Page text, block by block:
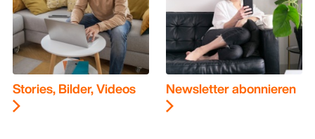
Stories, Bilder, Videos Newsletter abonnieren